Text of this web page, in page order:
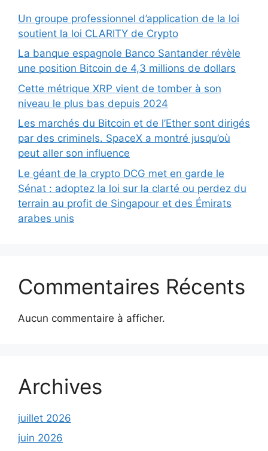
Un groupe professionnel d’application de la loi
soutient la loi CLARITY de Crypto
La banque espagnole Banco Santander révèle
une position Bitcoin de 4,3 millions de dollars
Cette métrique XRP vient de tomber à son
niveau le plus bas depuis 2024
Les marchés du Bitcoin et de l’Ether sont dirigés
par des criminels. SpaceX a montré jusqu’où
peut aller son influence
Le géant de la crypto DCG met en garde le
Sénat : adoptez la loi sur la clarté ou perdez du
terrain au profit de Singapour et des Émirats
arabes unis
Commentaires Récents
Aucun commentaire à afficher.
Archives
juillet 2026
juin 2026